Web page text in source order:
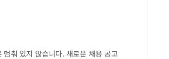
춰 있지 않습니다. 새로운 채용 공고